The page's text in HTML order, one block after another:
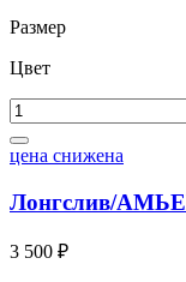
Размер
Цвет
цена снижена
Лонгслив/
3 500 ₽